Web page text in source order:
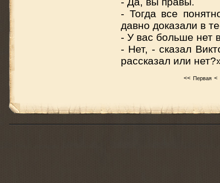
- Тогда все
давно доказали в
- У вас больше нет
- Нет, - сказал
рассказал или
<< Первая <